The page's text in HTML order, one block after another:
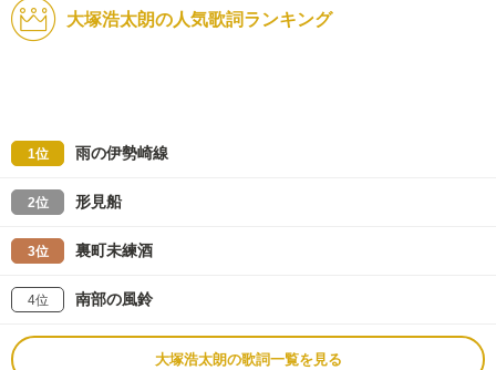
大塚浩太朗の人気歌詞ランキング
1位 雨の伊勢崎線
2位 形見船
3位 裏町未練酒
4位 南部の風鈴
大塚浩太朗の歌詞一覧を見る